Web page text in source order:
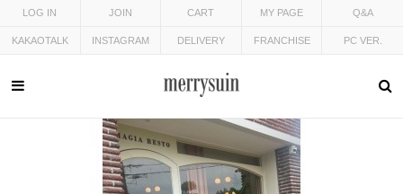
LOG IN JOIN CART MY PAGE Q&A
KAKAOTALK INSTAGRAM DELIVERY FRANCHISE PC VER.